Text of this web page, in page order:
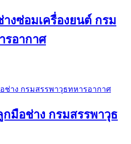
งซ่อมเครื่องยนต์ กรม
รอากาศ
มือช่าง กรมสรรพาวุธ